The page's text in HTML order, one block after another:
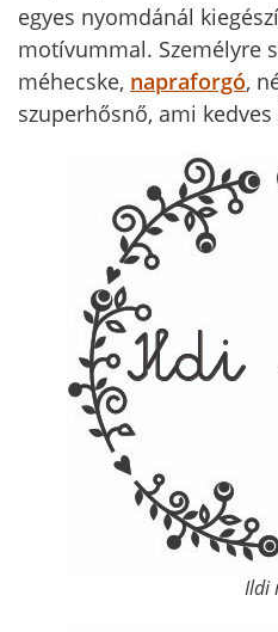
egyes nyomdánál
motívummal. Személyre
méhecske, napraforgó,
szuperhősnő, ami
Ildi